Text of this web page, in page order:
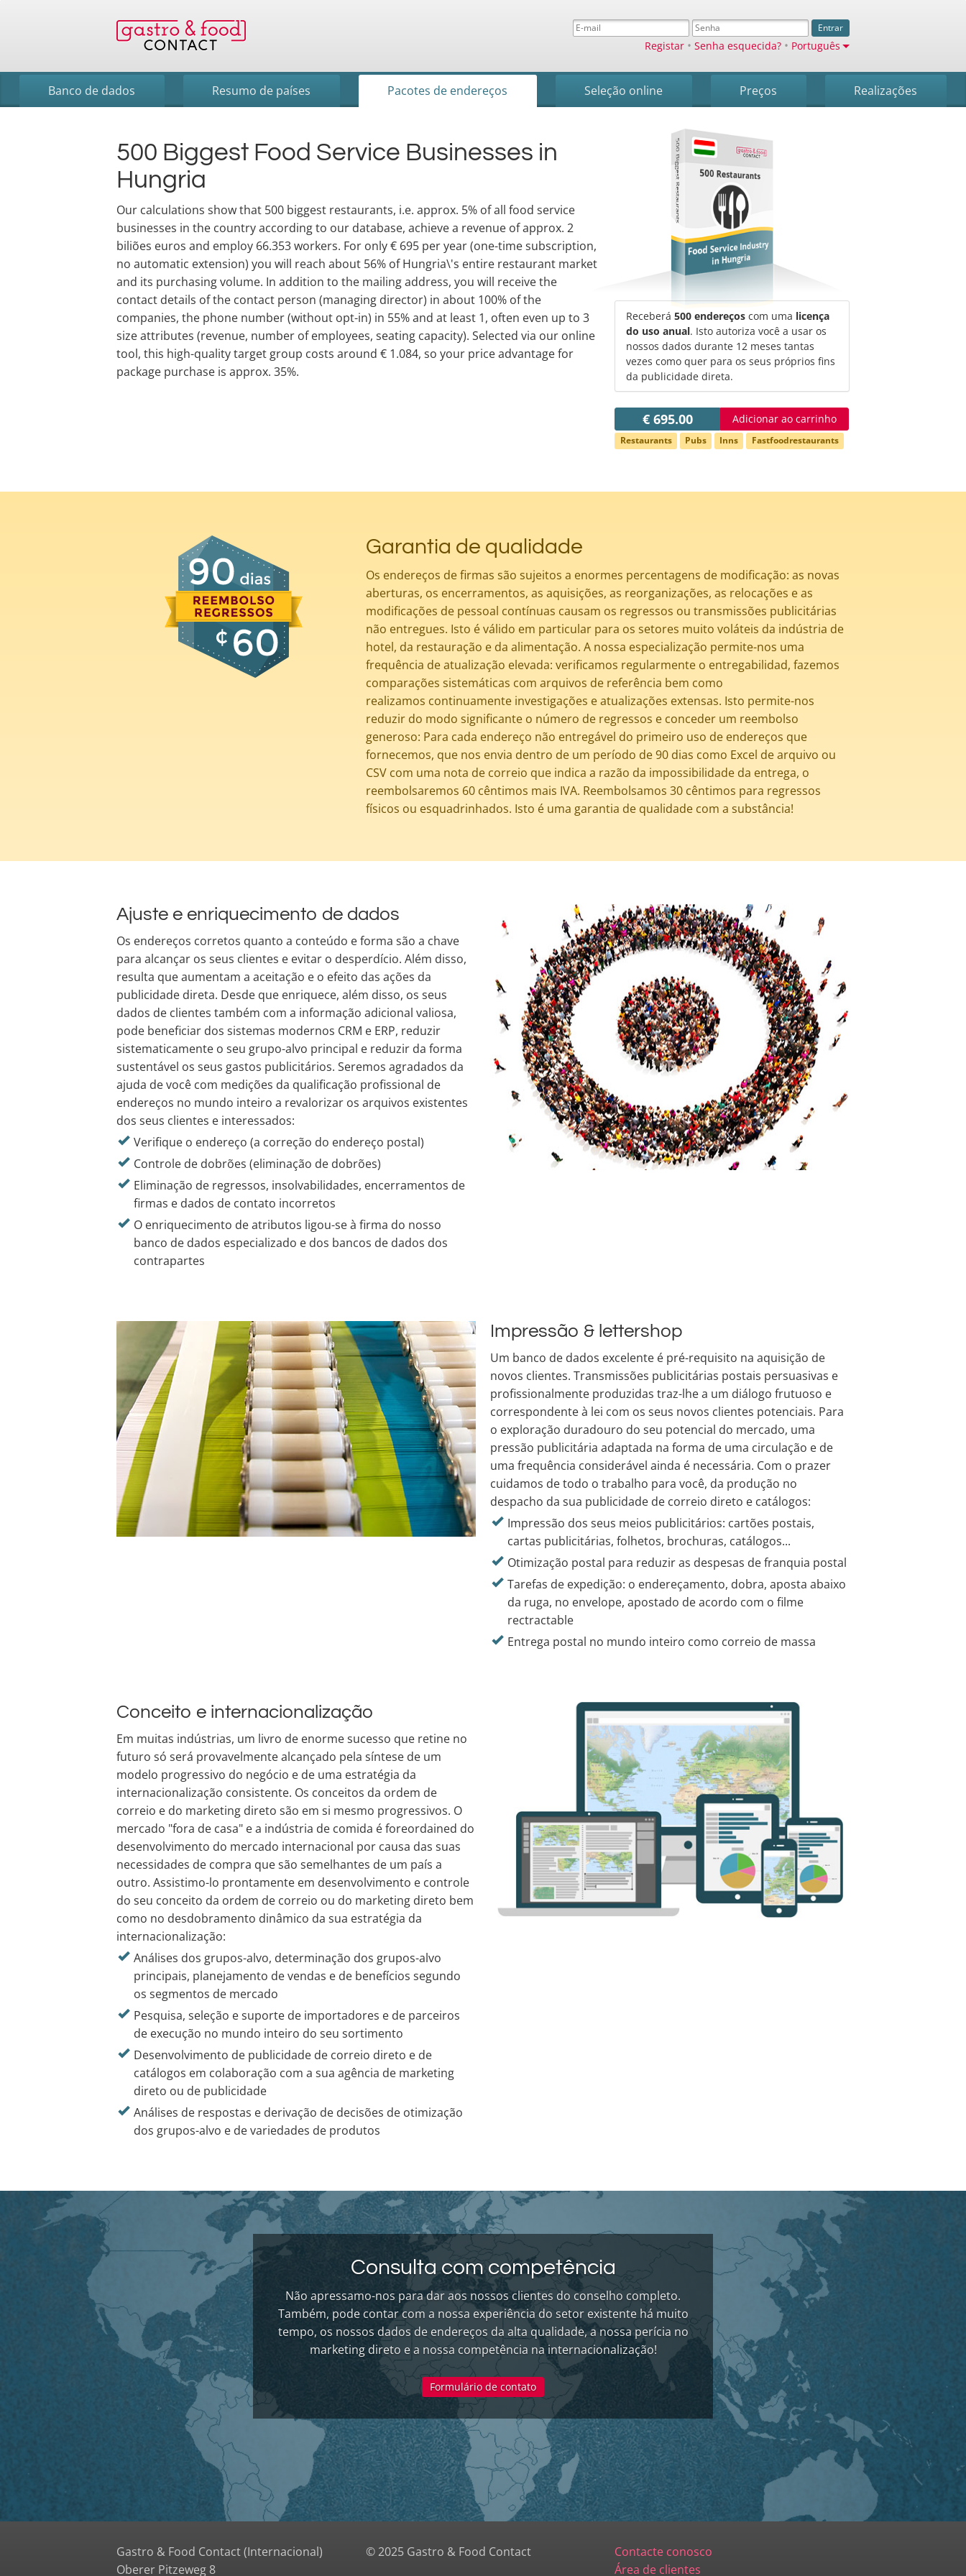
Entrar
Registar • Senha esquecida? • Português
Banco de dados Resumo de países Pacotes de endereços Seleção online Preços Realizações
500 Biggest Food Service Businesses in
Hungria
Our calculations show that 500 biggest restaurants, i.e. approx. 5% of all food service
businesses in the country according to our database, achieve a revenue of approx. 2
biliões euros and employ 66.353 workers. For only € 695 per year (one-time subscription,
no automatic extension) you will reach about 56% of Hungria\'s entire restaurant market
and its purchasing volume. In addition to the mailing address, you will receive the
contact details of the contact person (managing director) in about 100% of the
companies, the phone number (without opt-in) in 55% and at least 1, often even up to 3
size attributes (revenue, number of employees, seating capacity). Selected via our online
tool, this high-quality target group costs around € 1.084, so your price advantage for
package purchase is approx. 35%.
500 Biggest Restaurants 500 Restaurants
Food Service Industry
in Hungria
Receberá500 endereços com uma licença
do uso anual. Isto autoriza você a usar os
nossos dados durante 12 meses tantas
vezes como quer para os seus próprios fins
da publicidade direta.
€ 695.00 Adicionar ao carrinho
Restaurants Pubs Inns Fastfoodrestaurants
Garantia de qualidade
Os endereços de firmas são sujeitos a enormes percentagens de modificação: as novas
aberturas, os encerramentos, as aquisições, as reorganizações, as relocações e as
modificações de pessoal contínuas causam os regressos ou transmissões publicitárias
não entregues. Isto é válido em particular para os setores muito voláteis da indústria de
hotel, da restauração e da alimentação. A nossa especialização permite-nos uma
frequência de atualização elevada: verificamos regularmente o entregabilidad, fazemos
comparações sistemáticas com arquivos de referência bem como
realizamos continuamente investigações e atualizações extensas. Isto permite-nos
reduzir do modo significante o número de regressos e conceder um reembolso
generoso: Para cada endereço não entregável do primeiro uso de endereços que
fornecemos, que nos envia dentro de um período de 90 dias como Excel de arquivo ou
CSV com uma nota de correio que indica a razão da impossibilidade da entrega, o
reembolsaremos 60 cêntimos mais IVA. Reembolsamos 30 cêntimos para regressos
físicos ou esquadrinhados. Isto é uma garantia de qualidade com a substância!
Ajuste e enriquecimento de dados
Os endereços corretos quanto a conteúdo e forma são a chave
para alcançar os seus clientes e evitar o desperdício. Além disso,
resulta que aumentam a aceitação e o efeito das ações da
publicidade direta. Desde que enriquece, além disso, os seus
dados de clientes também com a informação adicional valiosa,
pode beneficiar dos sistemas modernos CRM e ERP, reduzir
sistematicamente o seu grupo-alvo principal e reduzir da forma
sustentável os seus gastos publicitários. Seremos agradados da
ajuda de você com medições da qualificação profissional de
endereços no mundo inteiro a revalorizar os arquivos existentes
dos seus clientes e interessados:
Verifique o endereço (a correção do endereço postal)
Controle de dobrões (eliminação de dobrões)
Eliminação de regressos, insolvabilidades, encerramentos de
firmas e dados de contato incorretos
O enriquecimento de atributos ligou-se à firma do nosso
banco de dados especializado e dos bancos de dados dos
contrapartes
Impressão & lettershop
Um banco de dados excelente é pré-requisito na aquisição de
novos clientes. Transmissões publicitárias postais persuasivas e
profissionalmente produzidas traz-lhe a um diálogo frutuoso e
correspondente à lei com os seus novos clientes potenciais. Para
o exploração duradouro do seu potencial do mercado, uma
pressão publicitária adaptada na forma de uma circulação e de
uma frequência considerável ainda é necessária. Com o prazer
cuidamos de todo o trabalho para você, da produção no
despacho da sua publicidade de correio direto e catálogos:
Impressão dos seus meios publicitários: cartões postais,
cartas publicitárias, folhetos, brochuras, catálogos...
Otimização postal para reduzir as despesas de franquia postal
Tarefas de expedição: o endereçamento, dobra, aposta abaixo
da ruga, no envelope, apostado de acordo com o filme
rectractable
Entrega postal no mundo inteiro como correio de massa
Conceito e internacionalização
Em muitas indústrias, um livro de enorme sucesso que retine no
futuro só será provavelmente alcançado pela síntese de um
modelo progressivo do negócio e de uma estratégia da
internacionalização consistente. Os conceitos da ordem de
correio e do marketing direto são em si mesmo progressivos. O
mercado "fora de casa" e a indústria de comida é foreordained do
desenvolvimento do mercado internacional por causa das suas
necessidades de compra que são semelhantes de um país a
outro. Assistimo-lo prontamente em desenvolvimento e controle
do seu conceito da ordem de correio ou do marketing direto bem
como no desdobramento dinâmico da sua estratégia da
internacionalização:
Análises dos grupos-alvo, determinação dos grupos-alvo
principais, planejamento de vendas e de benefícios segundo
os segmentos de mercado
Pesquisa, seleção e suporte de importadores e de parceiros
de execução no mundo inteiro do seu sortimento
Desenvolvimento de publicidade de correio direto e de
catálogos em colaboração com a sua agência de marketing
direto ou de publicidade
Análises de respostas e derivação de decisões de otimização
dos grupos-alvo e de variedades de produtos
Consulta com competência
Não apressamo-nos para dar aos nossos clientes do conselho completo.
Também, pode contar com a nossa experiência do setor existente há muito
tempo, os nossos dados de endereços da alta qualidade, a nossa perícia no
marketing direto e a nossa competência na internacionalização!
Formulário de contato
Gastro & Food Contact (Internacional)
Oberer Pitzeweg 8
© 2025 Gastro & Food Contact
Contacte conosco
Área de clientes